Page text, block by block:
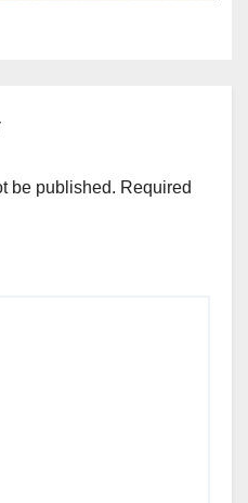
be published. Required